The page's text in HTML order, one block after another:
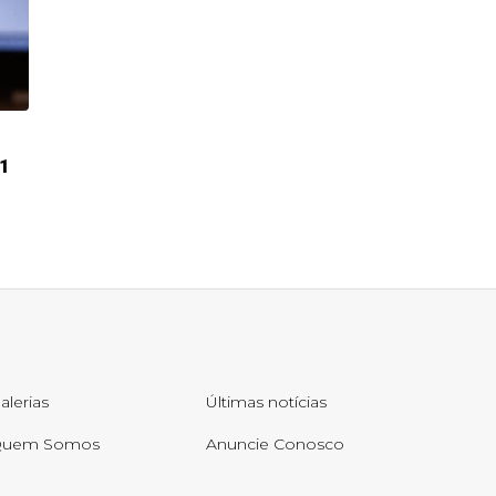
Últimas notícias
Somos Anuncie Conosco